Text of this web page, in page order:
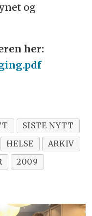
og
her:
SISTE NYTT
HELSE
ARKIV
2009